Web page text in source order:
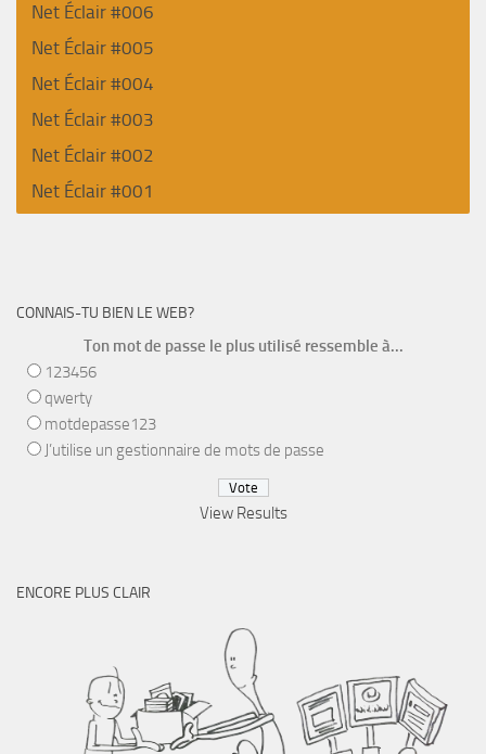
Net Éclair #006
Net Éclair #005
Net Éclair #004
Net Éclair #003
Net Éclair #002
Net Éclair #001
CONNAIS-TU BIEN LE WEB?
Ton mot de passe le plus utilisé ressemble à...
123456
qwerty
motdepasse123
J’utilise un gestionnaire de mots de passe
View Results
ENCORE PLUS CLAIR